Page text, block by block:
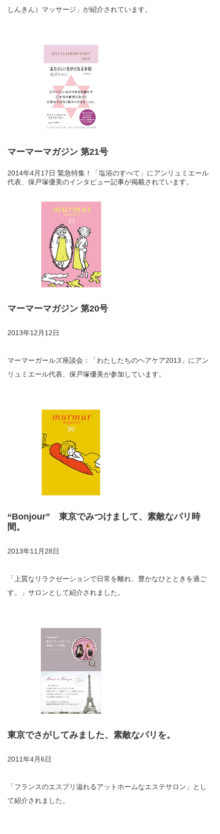
しんきん）マッサージ」が紹介されています。
マーマーマガジン 第21号
2014年4月17日 緊急特集！「塩浴のすべて」にアンリュミエール
代表、保戸塚優美のインタビュー記事が掲載されています。
マーマーマガジン 第20号
2013年12月12日
マーマーガールズ座談会：「わたしたちのヘアケア2013」にアン
リュミエール代表、保戸塚優美が参加しています。
“Bonjour” 東京でみつけまして、素敵なパリ時
間。
2013年11月28日
「上質なリラクゼーションで日常を離れ、豊かなひとときを過ご
す。」サロンとして紹介されました。
東京でさがしてみました、素敵なパリを。
2011年4月6日
「フランスのエスプリ溢れるアットホームなエステサロン」とし
て紹介されました。